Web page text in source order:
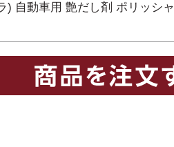
) 自動車用 艶だし剤 ポリッシ